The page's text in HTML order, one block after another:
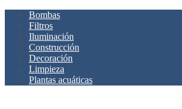
Bombas
Filtros
Iluminación
Construcción
Decoración
Limpieza
Plantas acuáticas